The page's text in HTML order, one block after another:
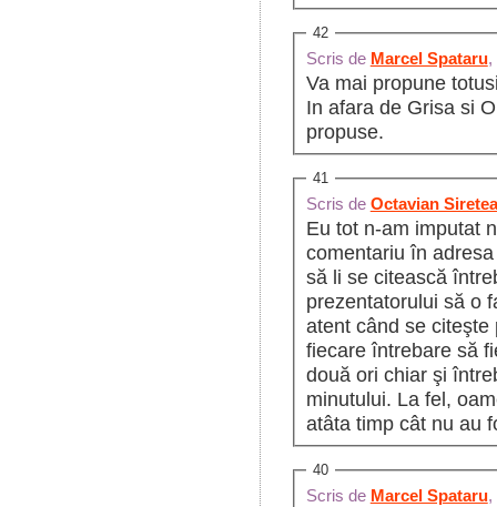
42
Scris de Marcel Spataru,
Va mai propune
In afara de Grisa si
propuse.
41
Scris de Octavian
Eu tot n-am imputat
comentariu în
să li se citească
prezentatorului să o
atent când se
fiecare întrebare să
două ori chiar şi
minutului. La fel,
atâta timp cât nu au
40
Scris de Marcel Spataru,